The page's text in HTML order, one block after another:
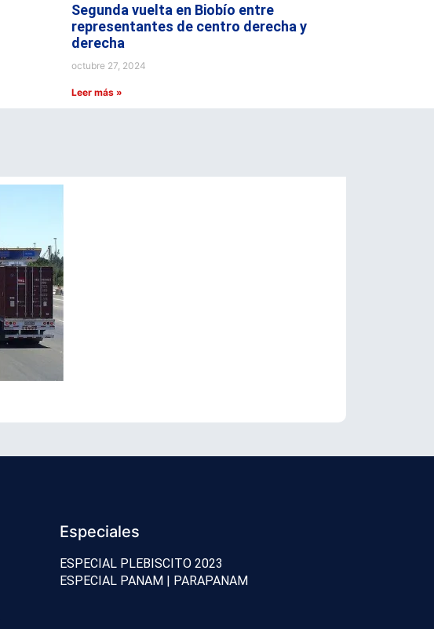
Segunda vuelta en Biobío entre
representantes de centro derecha y
derecha
octubre 27, 2024
Leer más »
Especiales
ESPECIAL PLEBISCITO 2023
ESPECIAL PANAM | PARAPANAM